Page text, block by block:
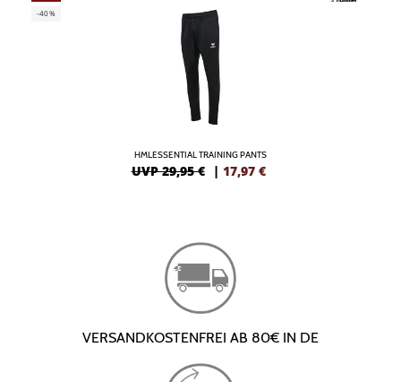
-40%
HMLESSENTIAL TRAINING PANTS
UVP 29,95 € | 17,97 €
VERSANDKOSTENFREI AB 80€ IN DE